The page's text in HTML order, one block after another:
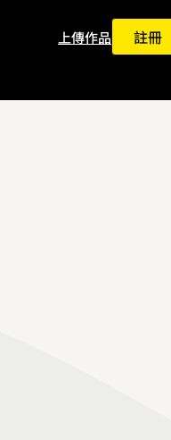
上傳作品 註冊